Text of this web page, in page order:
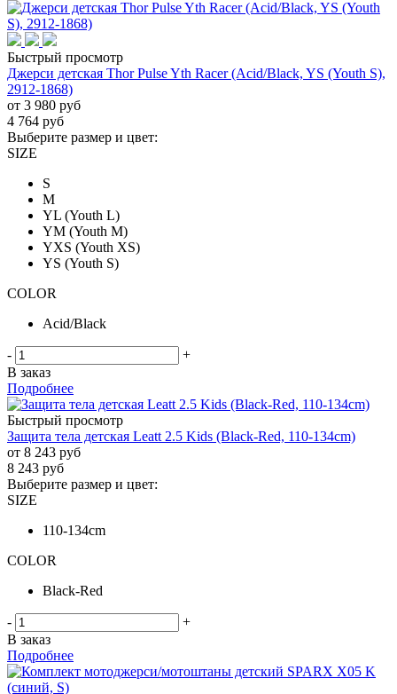
Быстрый просмотр
Джерси детская Thor Pulse Yth Racer (Acid/Black, YS (Youth S),
2912-1868)
от 3 980 руб
4 764 руб
Выберите размер и цвет:
SIZE
S
M
YL (Youth L)
YM (Youth M)
YXS (Youth XS)
YS (Youth S)
COLOR
Acid/Black
-
+
В заказ
Подробнее
Быстрый просмотр
Защита тела детская Leatt 2.5 Kids (Black-Red, 110-134cm)
от 8 243 руб
8 243 руб
Выберите размер и цвет:
SIZE
110-134cm
COLOR
Black-Red
-
+
В заказ
Подробнее